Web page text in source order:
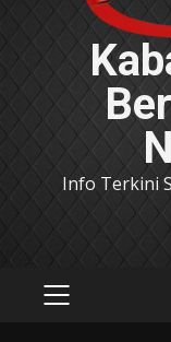
Info Terkini
PRIMARY